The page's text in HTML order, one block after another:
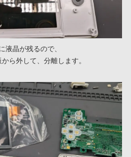
液晶が残るので、
ら外して、分離します。